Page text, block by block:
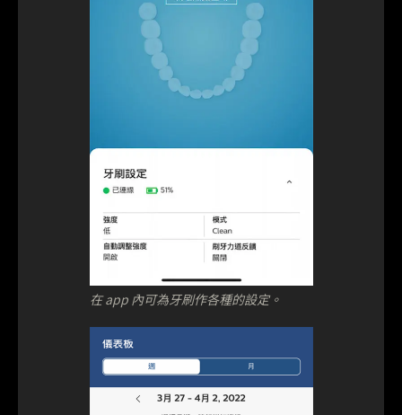
在 app 內可為牙刷作各種的設定。